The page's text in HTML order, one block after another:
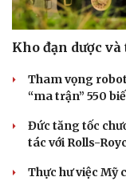
Kho đạn dược
Tham vọng
“ma trận” 550
Đức tăng tốc
tác với Rolls-
Thực hư việc Mỹ